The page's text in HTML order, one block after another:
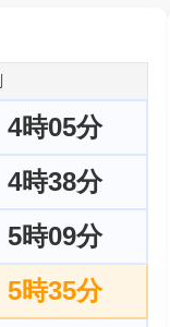
4時05分
4時38分
5時09分
5時35分